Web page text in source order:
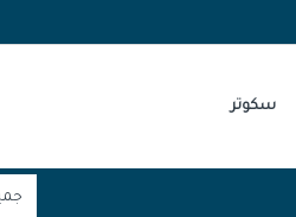
سكوتر